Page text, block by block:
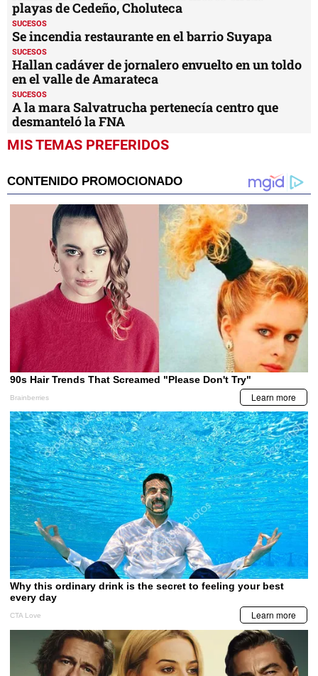
playas de Cedeño, Choluteca
SUCESOS
Se incendia restaurante en el barrio Suyapa
SUCESOS
Hallan cadáver de jornalero envuelto en un toldo
en el valle de Amarateca
SUCESOS
A la mara Salvatrucha pertenecía centro que
desmanteló la FNA
MIS TEMAS PREFERIDOS